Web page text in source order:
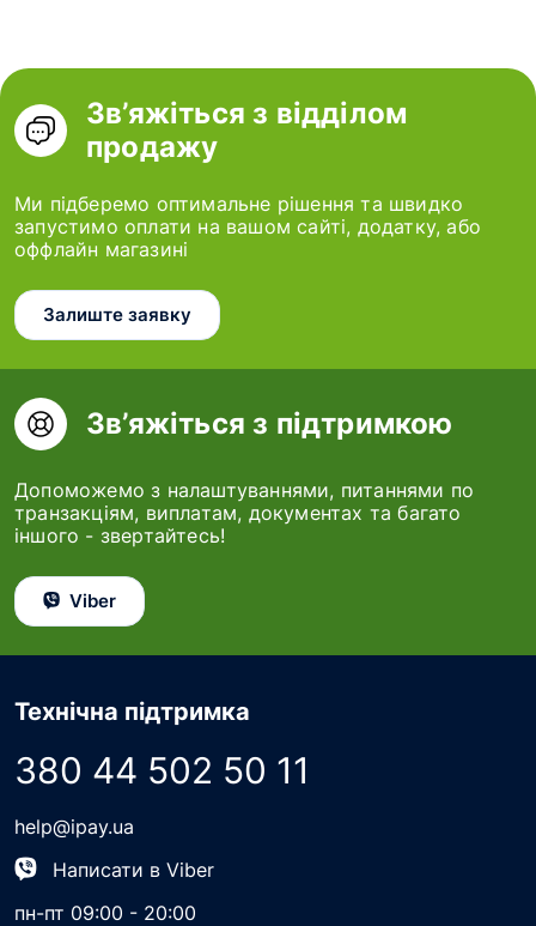
Зв’яжіться з відділом
продажу
Ми підберемо оптимальне рішення та швидко
запустимо оплати на вашом сайті, додатку, або
оффлайн магазині
Залиште заявку
Зв’яжіться з підтримкою
Допоможемо з налаштуваннями, питаннями по
транзакціям, виплатам, документах та багато
іншого - звертайтесь!
Viber
Технічна підтримка
380 44 502 50 11
help@ipay.ua
Написати в Viber
пн-пт 09:00 - 20:00